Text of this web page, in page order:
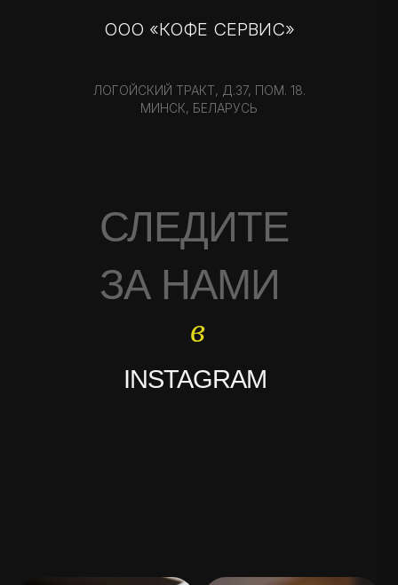
ООО «КОФЕ СЕРВИС»
ЛОГОЙСКИЙ ТРАКТ, Д.37, ПОМ. 18.
МИНСК, БЕЛАРУСЬ
СЛЕДИТЕ
ЗА НАМИ
в
INSTAGRAM